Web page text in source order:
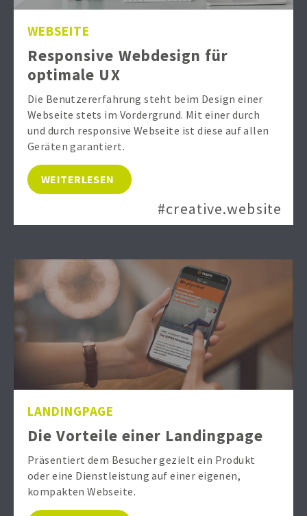
WEBSEITE
Responsive Webdesign für
optimale UX
Die Benutzererfahrung steht beim Design einer
Webseite stets im Vordergrund. Mit einer durch
und durch responsive Webseite ist diese auf allen
Geräten garantiert.
WEITERLESEN
#creative.website
LANDINGPAGE
Die Vorteile einer Landingpage
Präsentiert dem Besucher gezielt ein Produkt
oder eine Dienstleistung auf einer eigenen,
kompakten Webseite.